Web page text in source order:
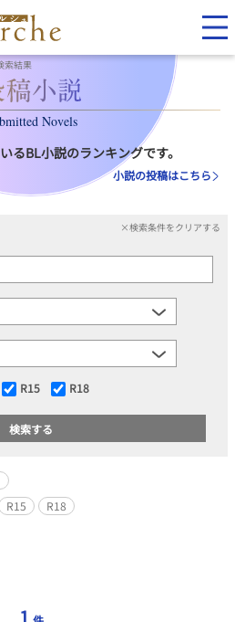
索結果
Novels
るBL小説のランキングです。
小説の投稿はこちら
×検索条件をクリアする
R15 R18
R15 R18